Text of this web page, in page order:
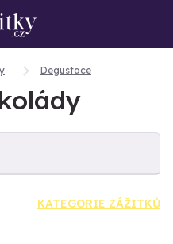
Degustace
KATEGORIE ZÁŽITKŮ